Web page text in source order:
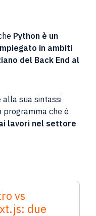
Python è un
in ambiti
del Back End al
alla sua sintassi
programma che è
lavori nel settore
vs
due